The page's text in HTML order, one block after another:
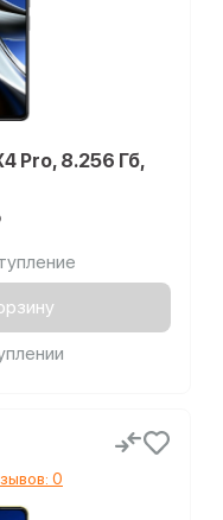
Pro, 8.256 Гб,
0